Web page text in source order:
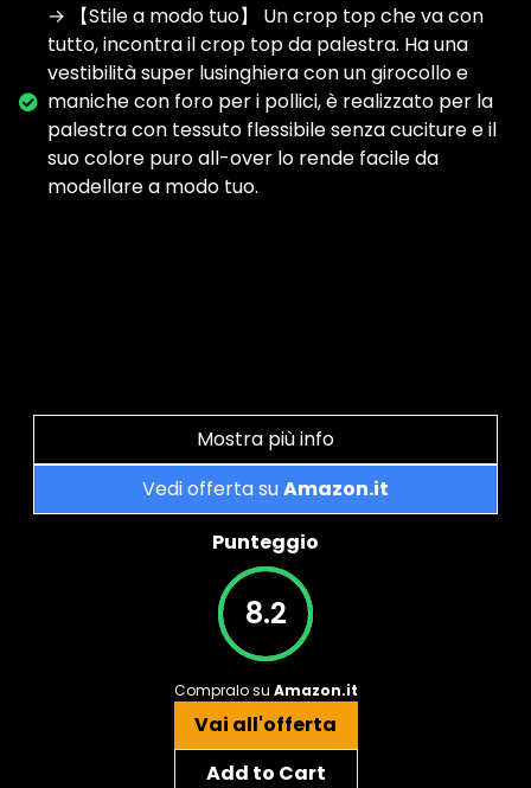
→ 【Stile a modo tuo】 Un crop top che va con
tutto, incontra il crop top da palestra. Ha una
vestibilità super lusinghiera con un girocollo e
maniche con foro per i pollici, è realizzato per la
palestra con tessuto flessibile senza cuciture e il
suo colore puro all-over lo rende facile da
modellare a modo tuo.
Mostra più info
Vedi offerta suAmazon.it
Punteggio
8.2
Compralo su Amazon.it
Vai all'offerta
Add to Cart